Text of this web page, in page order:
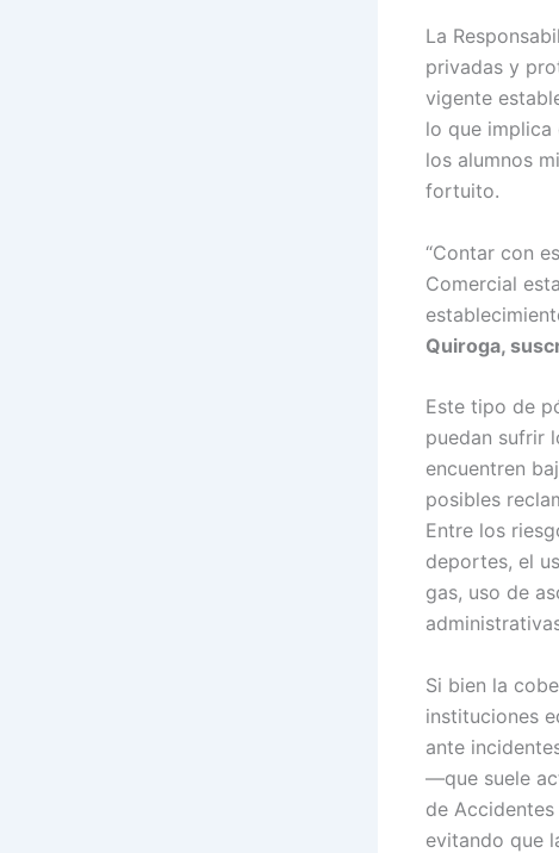
La
privadas y
vigente
lo que
los alumnos
fortuito.
“Contar con
Comercial
Quiroga,
Este tipo de
puedan sufrir
encuentren
posibles
Entre los
deportes, el
gas, uso de
Si bien la
instituciones
ante
—que suele
de
evitando que